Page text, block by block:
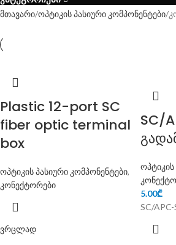
მთავარი ოპტიკის პასიური კომპონენტები
Plastic 12-port SC
fiber optic terminal
box
ოპტიკის პასიური კომპონენტები,
კონექტორები
ვრცლად
SC/
ოპტიკის
5.00₾
SC/